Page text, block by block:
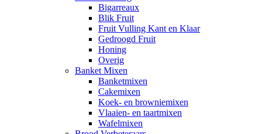
Bigarreaux
Blik Fruit
Fruit Vulling Kant en Klaar
Gedroogd Fruit
Honing
Overig
Banket Mixen
Banketmixen
Cakemixen
Koek- en browniemixen
Vlaaien- en taartmixen
Wafelmixen